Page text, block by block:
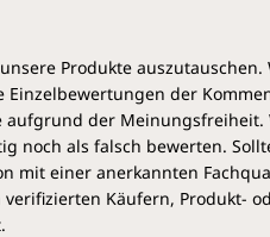
Produkte auszutauschen.
der
aufgrund der
noch als falsch bewerten.
mit einer anerkannten
Käufern, Produkt-